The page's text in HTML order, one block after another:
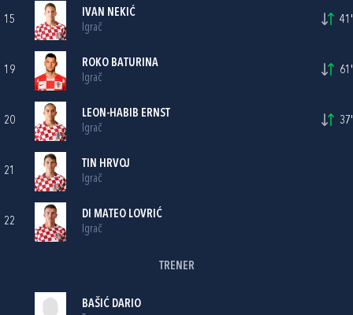
15
IVAN NEKIĆ
Igrač
41'
19
ROKO BATURINA
Igrač
61'
20
LEON-HABIB ERNST
Igrač
37'
21
TIN HRVOJ
Igrač
22
DI MATEO LOVRIĆ
Igrač
TRENER
BAŠIĆ DARIO